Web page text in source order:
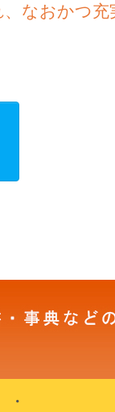
なおかつ充